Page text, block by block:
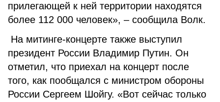
прилегающей к ней территории находятся
более 112 000 человек», – сообщила Волк.
На митинге-концерте также выступил
президент России Владимир Путин. Он
отметил, что приехал на концерт после
того, как пообщался с министром обороны
России Сергеем Шойгу. «Вот сейчас только